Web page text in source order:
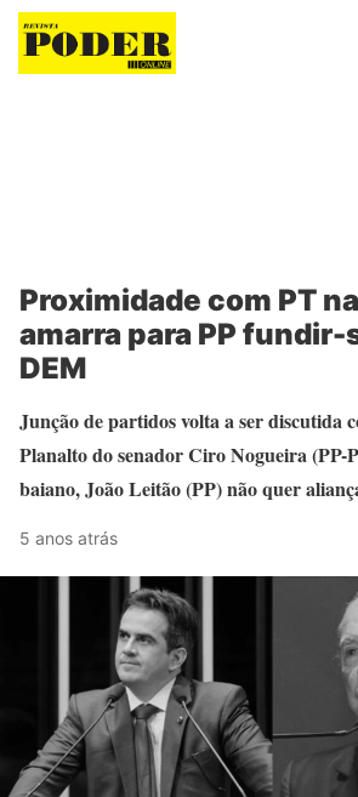
Revista Poder
Proximidade com PT
amarra para PP fundir-
DEM
Junção de partidos volta a ser discutida
Planalto do senador Ciro Nogueira (PP-
baiano, João Leitão (PP) não quer
5 anos atrás